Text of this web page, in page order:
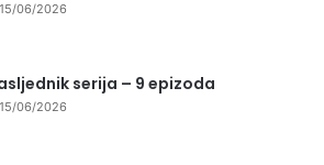
15/06/2026
serija – 9 epizoda
15/06/2026